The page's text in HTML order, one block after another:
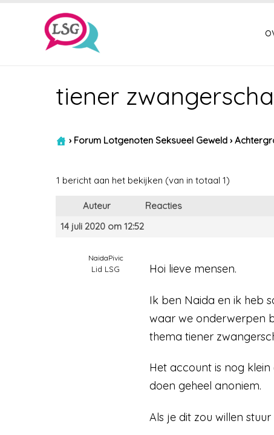
tiener
› Forum Lotgenoten Seksueel Geweld ›
1 bericht aan het bekijken (van in totaal 1)
Auteur
Reacties
14 juli 2020 om 12:52
NaidaPivic
Lid LSG Hoi lieve mensen.
Ik ben Naida en ik heb
waar we onderwerpen
thema tiener
Het account is nog
doen geheel anoniem.
Als je dit zou willen